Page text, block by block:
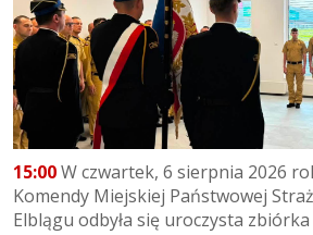
15:00W czwartek, 6 sierpnia 2026
Komendy Miejskiej Państwowej
Elblągu odbyła się uroczysta